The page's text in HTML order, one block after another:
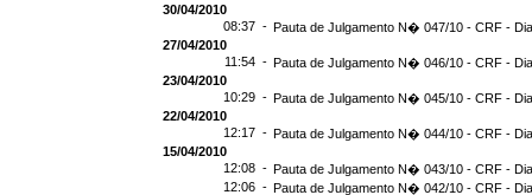
30/04/2010
08:37 - Pauta de Julgamento N� 047/10 - CRF -
27/04/2010
11:54 - Pauta de Julgamento N� 046/10 - CRF -
23/04/2010
10:29 - Pauta de Julgamento N� 045/10 - CRF -
22/04/2010
12:17 - Pauta de Julgamento N� 044/10 - CRF -
15/04/2010
12:08 - Pauta de Julgamento N� 043/10 - CRF -
12:06 - Pauta de Julgamento N� 042/10 - CRF -